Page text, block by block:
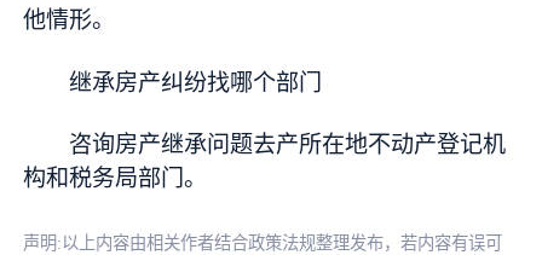
他情形。
继承房产纠纷找哪个部门
咨询房产继承问题去产所在地不动产登记机
构和税务局部门。
声明:以上内容由相关作者结合政策法规整理发布，若内容有误可